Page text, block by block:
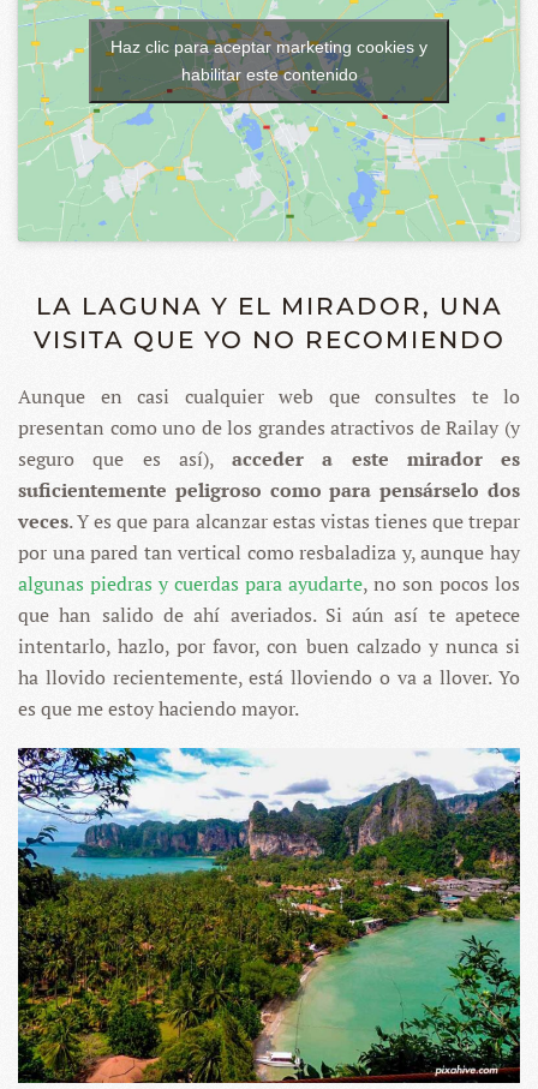
Haz clic para aceptar marketing cookies y
habilitar este contenido
LA LAGUNA Y EL MIRADOR, UNA
VISITA QUE YO NO RECOMIENDO
Aunque en casi cualquier web que consultes te lo
presentan como uno de los grandes atractivos de Railay (y
seguro que es así), acceder a este mirador es
suficientemente peligroso como para pensárselo dos
veces. Y es que para alcanzar estas vistas tienes que trepar
por una pared tan vertical como resbaladiza y, aunque hay
algunas piedras y cuerdas para ayudarte, no son pocos los
que han salido de ahí averiados. Si aún así te apetece
intentarlo, hazlo, por favor, con buen calzado y nunca si
ha llovido recientemente, está lloviendo o va a llover. Yo
es que me estoy haciendo mayor.